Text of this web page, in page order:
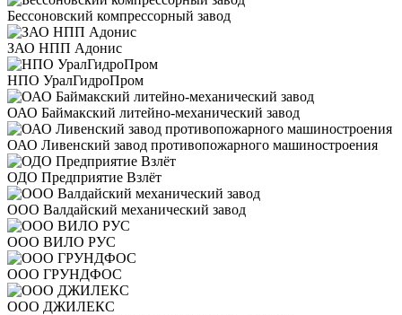
Бессоновский компрессорный завод
ЗАО НПП Адонис
НПО УралГидроПром
ОАО Баймакский литейно-механический завод
ОАО Ливенский завод противопожарного машиностроения
ОДО Предприятие Взлёт
ООО Валдайский механический завод
ООО ВИЛО РУС
ООО ГРУНДФОС
ООО ДЖИЛЕКС